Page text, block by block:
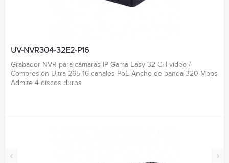
‹ ›
UV-NVR304-32E2-P16
Grabador NVR para cámaras IP Gama Easy 32 CH vídeo /
Compresión Ultra 265 16 canales PoE Ancho de banda 320 Mbps
Admite 4 discos duros